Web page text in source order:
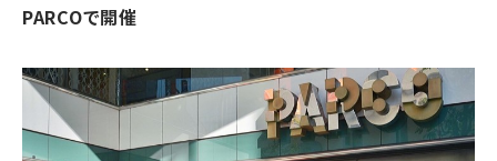
PARCOで開催